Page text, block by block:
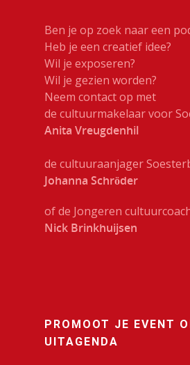
Ben je op zoek naar een
Heb je een creatief idee?
Wil je exposeren?
Wil je gezien worden?
Neem contact op met
de cultuurmakelaar voor
Anita Vreugdenhil
de cultuuraanjager
Johanna Schröder
of de Jongeren
Nick Brinkhuijsen
PROMOOT JE EVENT
UITAGENDA